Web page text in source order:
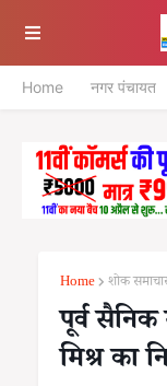
Home नगर पंचायत
Home शोक
पूर्व
मिश्र का